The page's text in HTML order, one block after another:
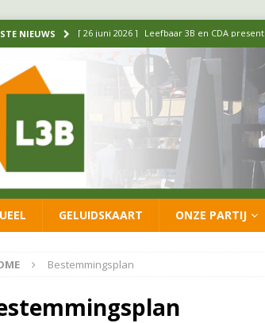
NIEUWS [ 11 juni 2026 ] Leefbaar 3B kritisch op
[ 20 mei 2026 ] Leefbaar 3B ondersteunt
luchtalarm niet af! FRACTIE
[ 14 mei 2026 ] Update over de formatie:
[ 26 juni 2026 ] Leefbaar 3B en CDA
GELUIDSKAART ONZE PARTIJ
Bestemmingsplan